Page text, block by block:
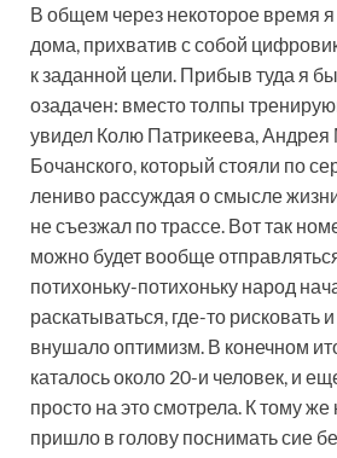
В общем через некоторое время
дома, прихватив с собой
к заданной цели. Прибыв туда я
озадачен: вместо толпы
увидел Колю Патрикеева,
Бочанского, который стояли по
лениво рассуждая о смысле
не съезжал по трассе. Вот так
можно будет вообще
потихоньку-потихоньку народ
раскатываться, где-то рисковать
внушало оптимизм. В конечном
каталось около 20-и человек, и
просто на это смотрела. К тому
пришло в голову поснимать сие